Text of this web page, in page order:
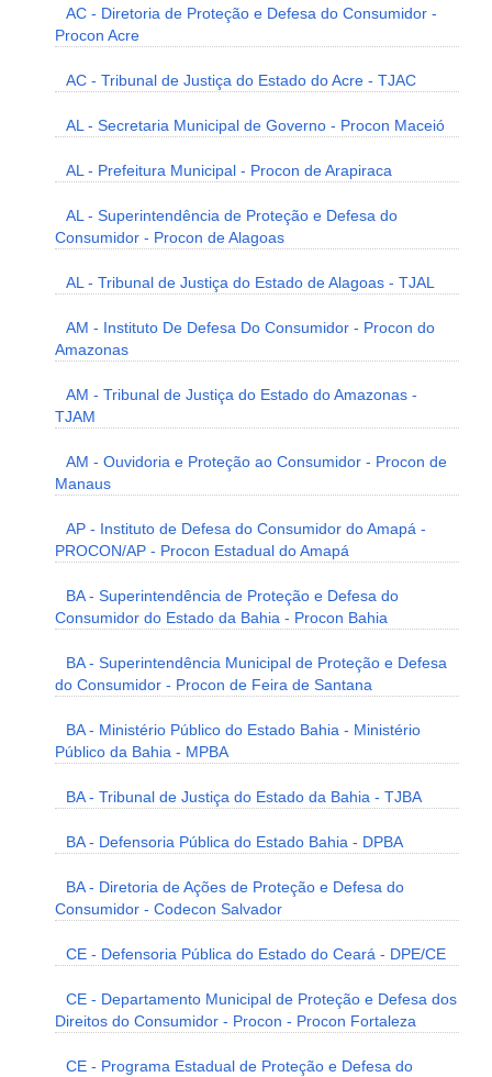
AC - Diretoria de Proteção e Defesa do Consumidor -
Procon Acre
AC - Tribunal de Justiça do Estado do Acre - TJAC
AL - Secretaria Municipal de Governo - Procon Maceió
AL - Prefeitura Municipal - Procon de Arapiraca
AL - Superintendência de Proteção e Defesa do
Consumidor - Procon de Alagoas
AL - Tribunal de Justiça do Estado de Alagoas - TJAL
AM - Instituto De Defesa Do Consumidor - Procon do
Amazonas
AM - Tribunal de Justiça do Estado do Amazonas -
TJAM
AM - Ouvidoria e Proteção ao Consumidor - Procon de
Manaus
AP - Instituto de Defesa do Consumidor do Amapá -
PROCON/AP - Procon Estadual do Amapá
BA - Superintendência de Proteção e Defesa do
Consumidor do Estado da Bahia - Procon Bahia
BA - Superintendência Municipal de Proteção e Defesa
do Consumidor - Procon de Feira de Santana
BA - Ministério Público do Estado Bahia - Ministério
Público da Bahia - MPBA
BA - Tribunal de Justiça do Estado da Bahia - TJBA
BA - Defensoria Pública do Estado Bahia - DPBA
BA - Diretoria de Ações de Proteção e Defesa do
Consumidor - Codecon Salvador
CE - Defensoria Pública do Estado do Ceará - DPE/CE
CE - Departamento Municipal de Proteção e Defesa dos
Direitos do Consumidor - Procon - Procon Fortaleza
CE - Programa Estadual de Proteção e Defesa do